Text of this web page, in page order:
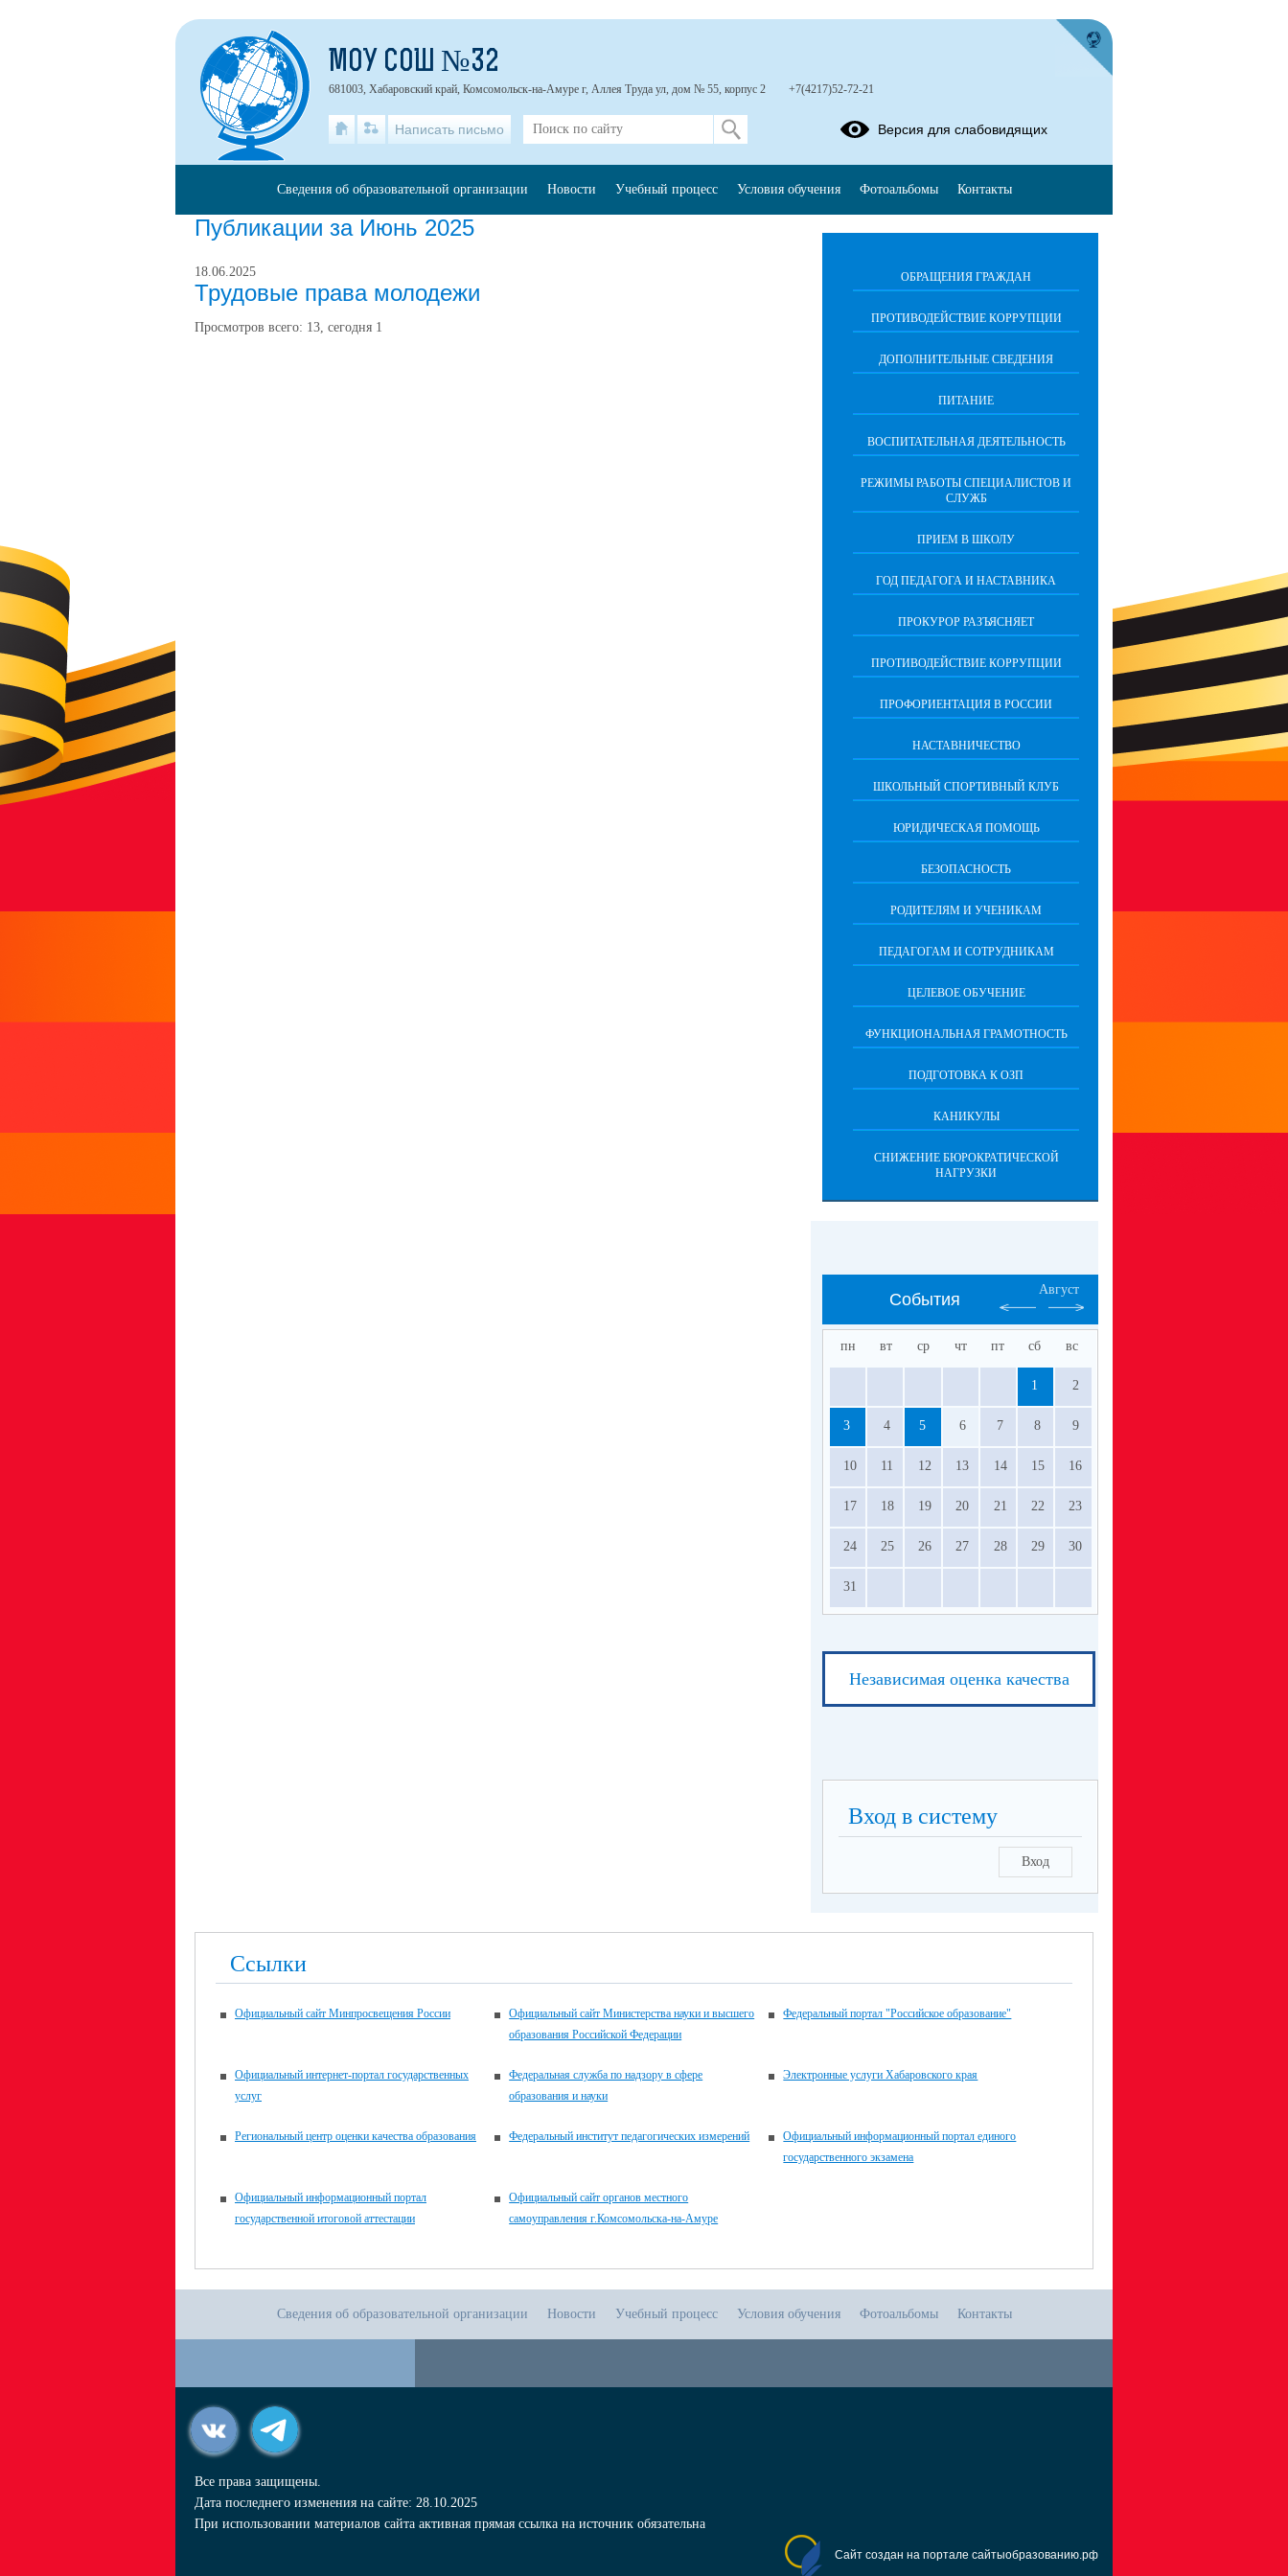
Публикации за Июнь 2025
18.06.2025
Трудовые права молодежи
Просмотров всего: 13, сегодня 1
ОБРАЩЕНИЯ ГРАЖДАН
ПРОТИВОДЕЙСТВИЕ КОРРУПЦИИ
ДОПОЛНИТЕЛЬНЫЕ СВЕДЕНИЯ
ПИТАНИЕ
ВОСПИТАТЕЛЬНАЯ ДЕЯТЕЛЬНОСТЬ
РЕЖИМЫ РАБОТЫ СПЕЦИАЛИСТОВ И
СЛУЖБ
ПРИЕМ В ШКОЛУ
ГОД ПЕДАГОГА И НАСТАВНИКА
ПРОКУРОР РАЗЪЯСНЯЕТ
ПРОТИВОДЕЙСТВИЕ КОРРУПЦИИ
ПРОФОРИЕНТАЦИЯ В РОССИИ
НАСТАВНИЧЕСТВО
ШКОЛЬНЫЙ СПОРТИВНЫЙ КЛУБ
ЮРИДИЧЕСКАЯ ПОМОЩЬ
БЕЗОПАСНОСТЬ
РОДИТЕЛЯМ И УЧЕНИКАМ
ПЕДАГОГАМ И СОТРУДНИКАМ
ЦЕЛЕВОЕ ОБУЧЕНИЕ
ФУНКЦИОНАЛЬНАЯ ГРАМОТНОСТЬ
ПОДГОТОВКА К ОЗП
КАНИКУЛЫ
СНИЖЕНИЕ БЮРОКРАТИЧЕСКОЙ
НАГРУЗКИ
События
Август
пн вт ср чт пт сб вс
1 2
3 4 5 6 7 8 9
10 11 12 13 14 15 16
17 18 19 20 21 22 23
24 25 26 27 28 29 30
31
Независимая оценка качества
Вход в систему
Вход
Ссылки
Официальный сайт Минпросвещения России
Официальный сайт Министерства науки и высшего
образования Российской Федерации
Федеральный портал "Российское образование"
Официальный интернет-портал государственных
услуг
Федеральная служба по надзору в сфере
образования и науки
Электронные услуги Хабаровского края
Региональный центр оценки качества образования Федеральный институт педагогических измерений
Официальный информационный портал единого
государственного экзамена
Официальный информационный портал
государственной итоговой аттестации
Официальный сайт органов местного
самоуправления г.Комсомольска-на-Амуре
МОУ СОШ №32
681003, Хабаровский край, Комсомольск-на-Амуре г, Аллея Труда ул, дом № 55, корпус 2 +7(4217)52-72-21
Написать письмо Версия для слабовидящих
Сведения об образовательной организации Новости Учебный процесс Условия обучения Фотоальбомы Контакты
Сведения об образовательной организации Новости Учебный процесс Условия обучения Фотоальбомы Контакты
Все права защищены.
Дата последнего изменения на сайте: 28.10.2025
При использовании материалов сайта активная прямая ссылка на источник обязательна
Сайт создан на портале сайтыобразованию.рф